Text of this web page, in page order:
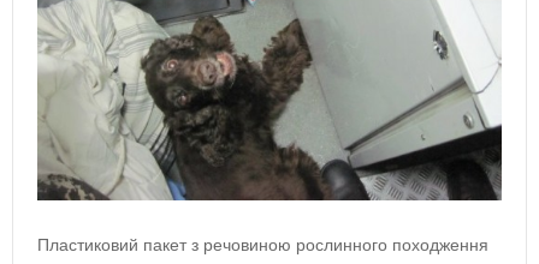
Пластиковий пакет з речовиною рослинного походження